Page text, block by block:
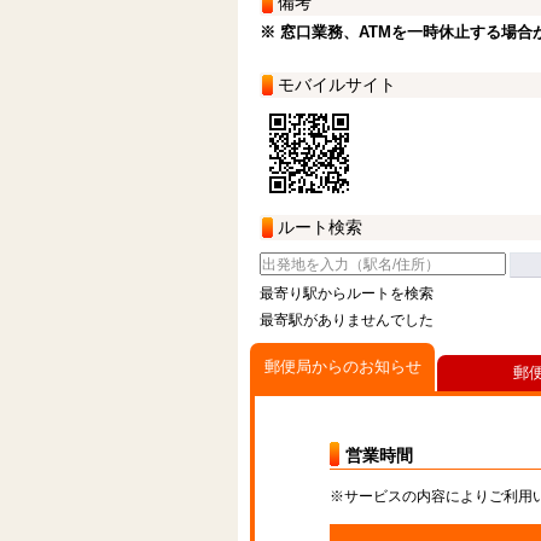
※ 窓口業務、ATMを一時休止する場合
モバイルサイト
ルート検索
最寄り駅からルートを検索
最寄駅がありませんでした
郵便局からのお知らせ
営業時間
※サービスの内容によりご利用
郵